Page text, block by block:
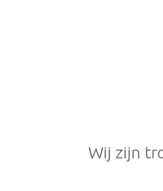
Wij zijn